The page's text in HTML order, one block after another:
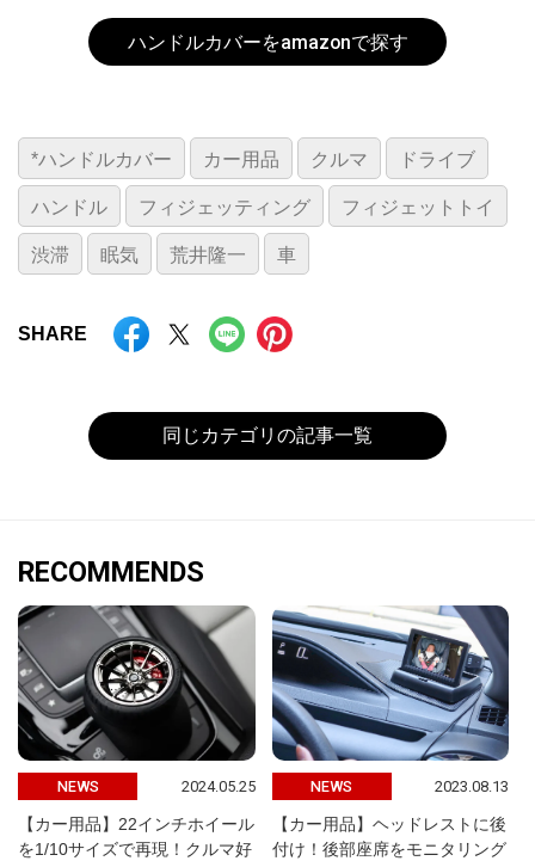
ハンドルカバーをamazonで探す
*ハンドルカバー カー用品 クルマ ドライブ
ハンドル フィジェッティング フィジェットトイ
渋滞 眠気 荒井隆一 車
SHARE
同じカテゴリの記事一覧
RECOMMENDS
NEWS 2024.05.25
【カー用品】22インチホイール
を1/10サイズで再現！クルマ好
NEWS 2023.08.13
【カー用品】ヘッドレストに後
付け！後部座席をモニタリング